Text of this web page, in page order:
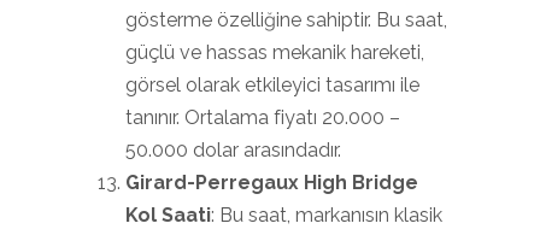
gösterme özelliğine sahiptir. Bu saat,
güçlü ve hassas mekanik hareketi,
görsel olarak etkileyici tasarımı ile
tanınır. Ortalama fiyatı 20.000 –
50.000 dolar arasındadır.
Girard-Perregaux High Bridge
Kol Saati: Bu saat, markanısın klasik